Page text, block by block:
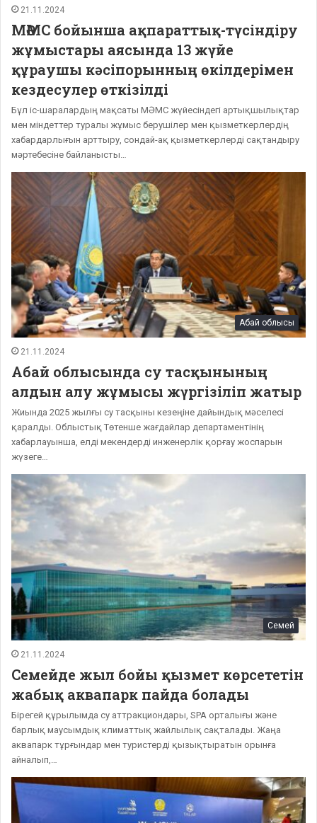
21.11.2024
МӘМС бойынша ақпараттық-түсіндіру
жұмыстары аясында 13 жүйе
құраушы кәсіпорынның өкілдерімен
кездесулер өткізілді
Бұл іс-шаралардың мақсаты МӘМС жүйесіндегі артықшылықтар
мен міндеттер туралы жұмыс берушілер мен қызметкерлердің
хабардарлығын арттыру, сондай-ақ қызметкерлерді сақтандыру
мәртебесіне байланысты…
Абай облысы
21.11.2024
Абай облысында су тасқынының
алдын алу жұмысы жүргізіліп жатыр
Жиында 2025 жылғы су тасқыны кезеңіне дайындық мәселесі
қаралды. Облыстық Төтенше жағдайлар департаментінің
хабарлауынша, елді мекендерді инженерлік қорғау жоспарын
жүзеге…
Семей
21.11.2024
Семейде жыл бойы қызмет көрсететін
жабық аквапарк пайда болады
Бірегей құрылымда су аттракциондары, SPA орталығы және
барлық маусымдық климаттық жайлылық сақталады. Жаңа
аквапарк тұрғындар мен туристерді қызықтыратын орынға
айналып,…